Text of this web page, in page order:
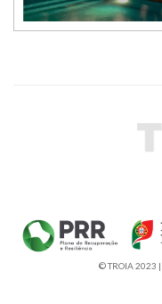
© TROIA 2023 |